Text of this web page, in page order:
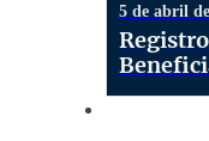
5 de abril